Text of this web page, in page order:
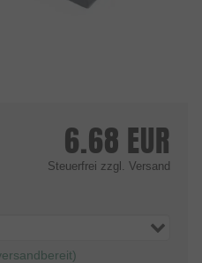
6.68 EUR
Steuerfrei zzgl. Versand